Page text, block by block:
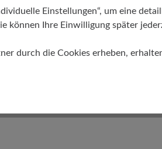
Einstellungen“, um eine
können Ihre Einwilligung später
durch die Cookies erheben,